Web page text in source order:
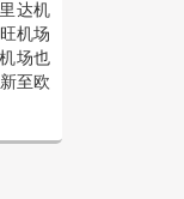
达机
机场
场也
至欧